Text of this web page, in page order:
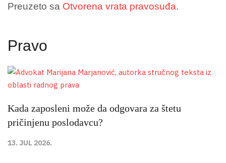
Preuzeto sa Otvorena vrata pravosuđa.
Pravo
Kada zaposleni može da odgovara za štetu
pričinjenu poslodavcu?
13. JUL 2026.